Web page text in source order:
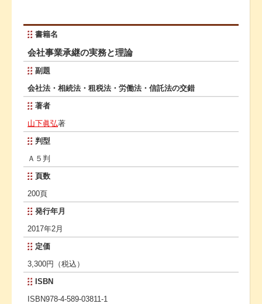
書籍名
会社事業承継の実務と理論
副題
会社法・相続法・租税法・労働法・信託法の交錯
著者
山下眞弘著
判型
Ａ５判
頁数
200頁
発行年月
2017年2月
定価
3,300円（税込）
ISBN
ISBN978-4-589-03811-1